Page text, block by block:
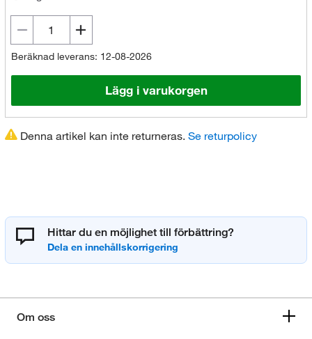
Beräknad leverans: 12-08-2026
Lägg i varukorgen
Denna artikel kan inte returneras. Se returpolicy
Hittar du en möjlighet till förbättring?
Om oss